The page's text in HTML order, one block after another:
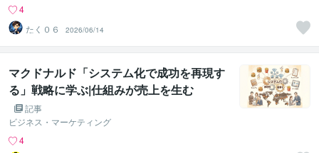
4
たく０６
2026/06/14
マクドナルド「システム化で成功を再現す
る」戦略に学ぶ|仕組みが売上を生む
記事
ビジネス・マーケティング
4